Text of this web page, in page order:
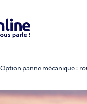
Option panne mécanique :